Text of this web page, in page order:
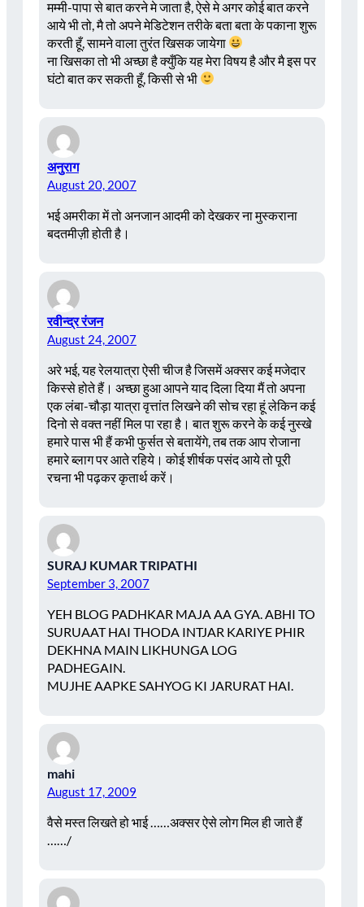
मम्मी-पापा से बात करने मे जाता है, ऐसे मे अगर कोई बात करने
आये भी तो, मै तो अपने मेडिटेशन तरीके बता बता के पकाना शुरू
करती हूँ, सामने वाला तुरंत खिसक जायेगा
ना खिसका तो भी अच्छा है क्युँकि यह मेरा विषय है और मै इस पर
घंटो बात कर सकती हूँ, किसी से भी
अनुराग
August 20, 2007
भई अमरीका में तो अनजान आदमी को देखकर ना मुस्कराना
बदतमीज़ी होती है।
रवीन्द्र रंजन
August 24, 2007
अरे भई, यह रेलयात्रा ऐसी चीज है जिसमें अक्सर कई मजेदार
किस्से होते हैं। अच्छा हुआ आपने याद दिला दिया मैं तो अपना
एक लंबा-चौड़ा यात्रा वृत्तांत लिखने की सोच रहा हूं लेकिन कई
दिनो से वक्त नहीं मिल पा रहा है। बात शुरू करने के कई नुस्खे
हमारे पास भी हैं कभी फुर्सत से बतायेंगे, तब तक आप रोजाना
हमारे ब्लाग पर आते रहिये। कोई शीर्षक पसंद आये तो पूरी
रचना भी पढ़कर कृतार्थ करें।
SURAJ KUMAR TRIPATHI
September 3, 2007
YEH BLOG PADHKAR MAJA AA GYA. ABHI TO
SURUAAT HAI THODA INTJAR KARIYE PHIR
DEKHNA MAIN LIKHUNGA LOG
PADHEGAIN.
MUJHE AAPKE SAHYOG KI JARURAT HAI.
mahi
August 17, 2009
वैसे मस्त लिखते हो भाई ……अक्सर ऐसे लोग मिल ही जाते हैं
……/